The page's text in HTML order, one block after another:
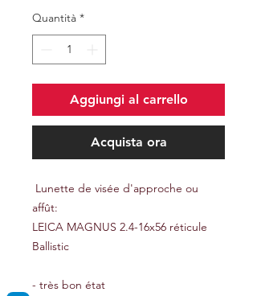
Quantità *
Aggiungi al carrello
Acquista ora
Lunette de visée d'approche ou
affût:
LEICA MAGNUS 2.4-16x56 réticule
Ballistic
- très bon état